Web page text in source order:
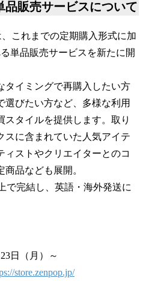
品販売サービスについて
、これまでの定期購入形式に加
単品販売サービスを新たに開
タイミングで再購入したい方
選びたい方など、多様な利用
スタイルを提供します。取り
スに含まれていた人気アイテ
ィストやクリエイターとのコ
品なども展開。
で完結し、英語・海外発送に
日（月）～
store.zenpop.jp/